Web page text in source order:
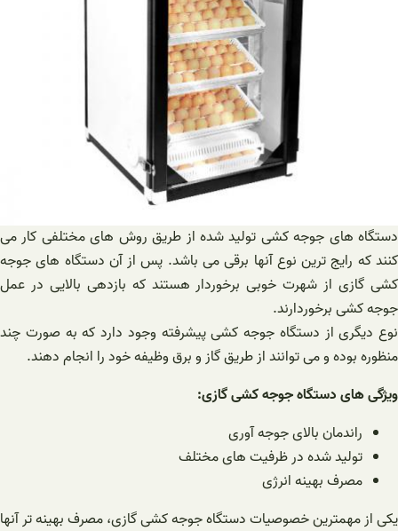
دستگاه های جوجه کشی تولید شده از طریق روش های مختلفی کار می
کنند که رایج ترین نوع آنها برقی می باشد. پس از آن دستگاه های جوجه
کشی گازی از شهرت خوبی برخوردار هستند که بازدهی بالایی در عمل
جوجه کشی برخوردارند.
نوع دیگری از دستگاه جوجه کشی پیشرفته وجود دارد که به صورت چند
منظوره بوده و می توانند از طریق گاز و برق وظیفه خود را انجام دهند.
ویژگی های دستگاه جوجه کشی گازی:
راندمان بالای جوجه آوری
تولید شده در ظرفیت های مختلف
مصرف بهینه انرژی
یکی از مهمترین خصوصیات دستگاه جوجه کشی گازی، مصرف بهینه تر آنها